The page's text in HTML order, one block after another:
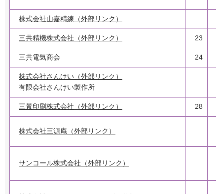
株式会社山嘉精練（外部リンク）
三共精機株式会社（外部リンク） 23
三共電気商会 24
株式会社さんけい（外部リンク）
有限会社さんけい製作所
三景印刷株式会社（外部リンク） 28
株式会社三源庵（外部リンク）
サンコール株式会社（外部リンク）